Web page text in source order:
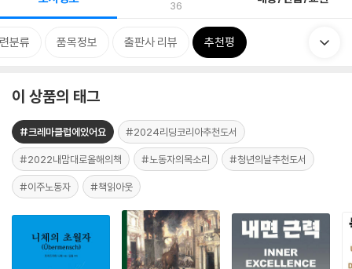
36
분류 품목정보 출판사 리뷰 추천평
이 상품의 태그
#크레마클럽에있어요 #2024리딩코리아추천도서
#2022내맘대로올해의책 #노동자의목소리 #청년의날추천도서
#이주노동자 #책읽아웃